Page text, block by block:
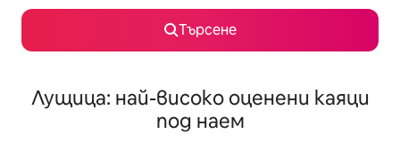
Търсене
Лущица: най-високо оценени каяци
под наем